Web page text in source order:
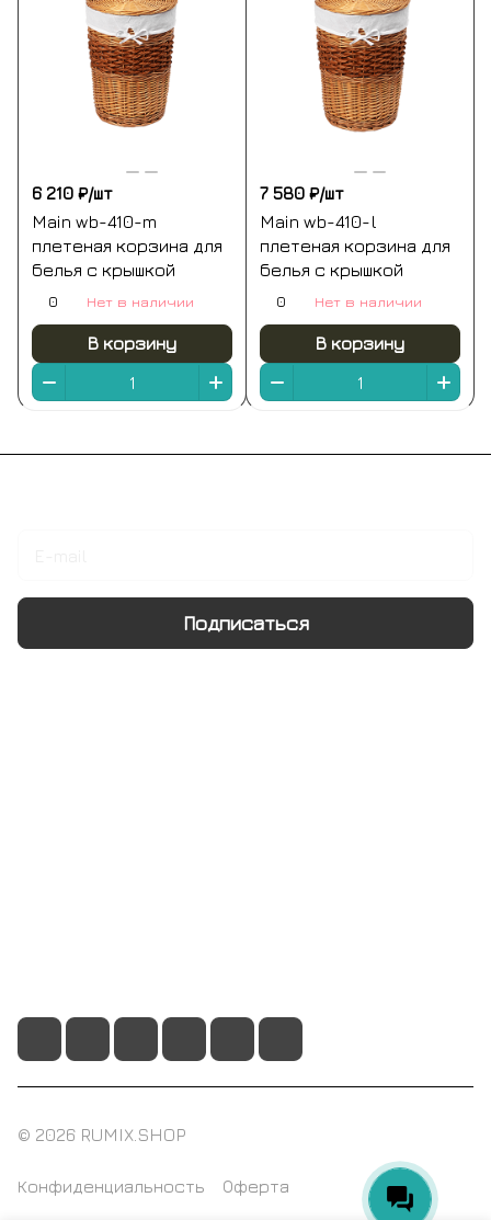
6 210 ₽/шт
Main wb-410-m
плетеная корзина для
белья с крышкой
0 Нет в наличии
В корзину
7 580 ₽/шт
Main wb-410-l
плетеная корзина для
белья с крышкой
0 Нет в наличии
В корзину
Подписаться
© 2026 RUMIX.SHOP
Конфиденциальность Оферта